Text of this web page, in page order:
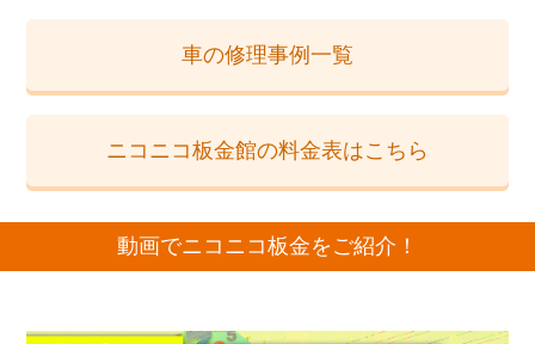
車の修理事例一覧
ニコニコ板金館の料金表はこちら
動画でニコニコ板金をご紹介！